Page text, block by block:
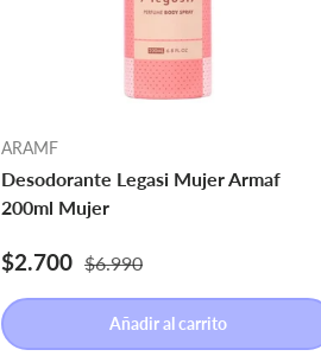
ARAMF
Desodorante Legasi Mujer Armaf
200ml Mujer
Precio de venta
$2.700 Precio normal
$6.990
Añadir al carrito